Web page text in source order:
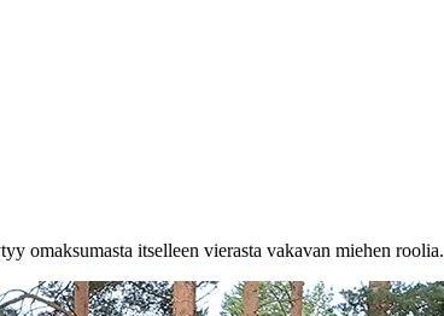
omaksumasta itselleen vierasta vakavan miehen roolia.